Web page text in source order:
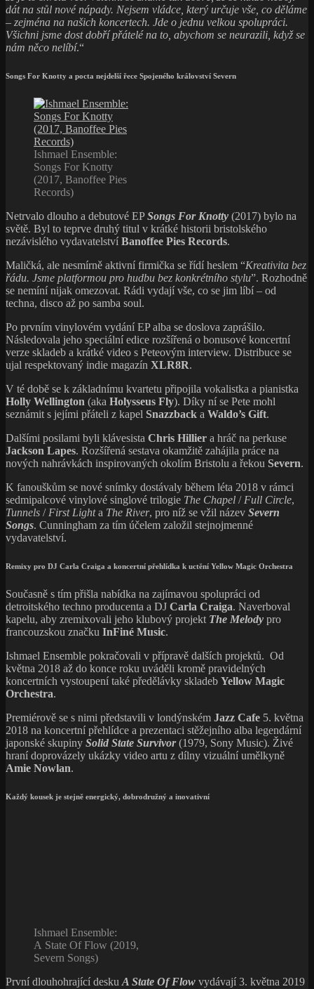
dát na stůl nové nápady. Nejsem vládce, který určuje vše, co děláme
– zejména na našich koncertech. Jde o jednu velkou spolupráci.
Všichni jsme dost dobří přátelé na to, abychom se neurazili, když se
nám něco nelíbí.“
Songs For Knotty a pocta nejdelší řece Spojeného království Severn
Ishmael Ensemble:
Songs For Knotty
(2017, Banoffee Pies
Records)
Netrvalo dlouho a debutové EPSongs For Knotty (2017) bylo na
světě. Byl to teprve druhý titul v krátké historii bristolského
nezávislého vydavatelství Banoffee Pies Records.
Maličká, ale nesmírně aktivní firmička se řídí heslem “Kreativita bez
řádu. Jsme platformou pro hudbu bez konkrétního stylu”. Rozhodně
se nemíní nijak omezovat. Rádi vydají vše, co se jim líbí – od
techna, disco až po samba soul.
Po prvním vinylovém vydání EP alba se doslova zaprášilo.
Následovala jeho speciální edice rozšířená o bonusové koncertní
verze skladeb a krátké video s Peteovým interview. Distribuce se
ujal respektovaný indie magazín XLR8R.
V té době se k základnímu kvartetu připojila vokalistka a pianistka
Holly Wellington (aka Holysseus Fly). Díky ní se Pete mohl
seznámit s jejími přáteli z kapel Snazzback a Waldo’s Gift.
Dalšími posilami byli klávesista Chris Hillier a hráč na perkuse
Jackson Lapes. Rozšířená sestava okamžitě zahájila práce na
nových nahrávkách inspirovaných okolím Bristolu a řekou Severn.
K fanouškům se nové snímky dostávaly během léta 2018 v rámci
sedmipalcové vinylové singlové trilogie The Chapel / Full Circle,
Tunnels / First Lighta The River, pro níž se vžil název Severn
Songs. Cunningham za tím účelem založil stejnojmenné
vydavatelství.
Remixy pro DJ Carla Craiga a koncertní přehlídka k uctění Yellow Magic Orchestra
Současně s tím přišla nabídka na zajímavou spolupráci od
detroitského techno producenta a DJ Carla Craiga. Naverboval
kapelu, aby zremixovali jeho klubový projekt The Melody pro
francouzskou značku InFiné Music.
Ishmael Ensemble pokračovali v přípravě dalších projektů. Od
května 2018 až do konce roku uváděli kromě pravidelných
koncertních vystoupení také předělávky skladeb Yellow Magic
Orchestra.
Premiérově se s nimi představili v londýnském Jazz Cafe 5. května
2018 na koncertní přehlídce a prezentaci stěžejního alba legendární
japonské skupiny Solid State Survivor(1979, Sony Music). Živé
hraní doprovázely ukázky video artu z dílny vizuální umělkyně
Amie Nowlan.
Každý kousek je stejně energický, dobrodružný a inovativní
Ishmael Ensemble:
A State Of Flow (2019,
Severn Songs)
První dlouhohrající desku A State Of Flow vydávají 3. května 2019